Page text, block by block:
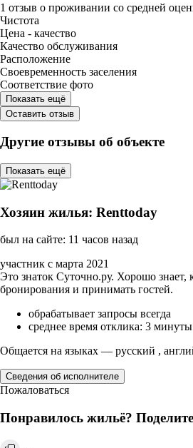
1 отзыв о проживании со средней
Чистота
Цена - качество
Качество обслуживания
Расположение
Своевременность заселения
Соответствие фото
Показать ещё
Оставить отзыв
Другие отзывы об объекте
Показать ещё
Хозяин жилья: Renttoday
был на сайте: 11 часов назад
участник с марта 2021
Это знаток Суточно.ру. Хорошо знает,
бронирования и принимать гостей.
обрабатывает запросы всегда
среднее время отклика: 3 минуты
Общается на языках — русский ,
Сведения об исполнителе
Пожаловаться
Понравилось жильё?